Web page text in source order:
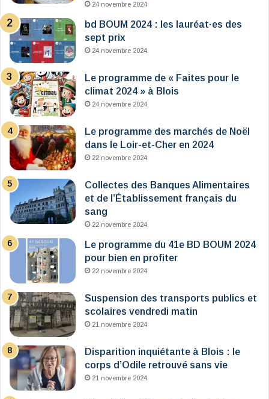
24 novembre 2024
bd BOUM 2024 : les lauréat·es des
sept prix
24 novembre 2024
Le programme de « Faites pour le
climat 2024 » à Blois
24 novembre 2024
Le programme des marchés de Noël
dans le Loir-et-Cher en 2024
22 novembre 2024
Collectes des Banques Alimentaires
et de l’Établissement français du
sang
22 novembre 2024
Le programme du 41e BD BOUM 2024
pour bien en profiter
22 novembre 2024
Suspension des transports publics et
scolaires vendredi matin
21 novembre 2024
Disparition inquiétante à Blois : le
corps d’Odile retrouvé sans vie
21 novembre 2024